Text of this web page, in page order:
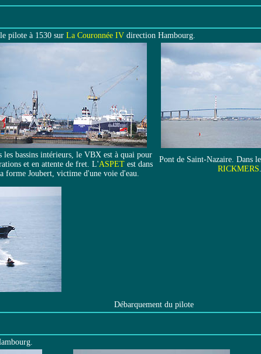
pilote à 1530 sur La Couronnée IV direction Hambourg.
les bassins intérieurs, le VBX est à quai pour
et en attente de fret. L'ASPETest dans
forme Joubert, victime d'une voie d'eau.
Pont de Saint-Nazaire. Dans
RICKMERS.
Débarquement du pilote